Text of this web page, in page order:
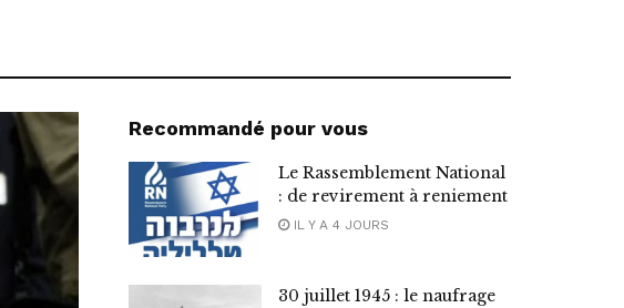
Recommandé pour vous
Le Rassemblement National
: de revirement à reniement
IL Y A 4 JOURS
30 juillet 1945 : le naufrage